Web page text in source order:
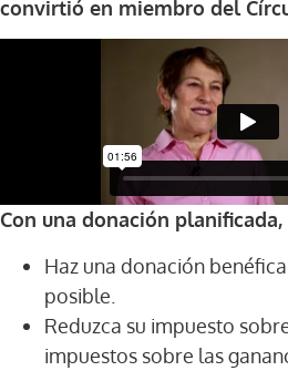
convirtió en miembro del
Con una donación
Haz una donación
posible.
Reduzca su impuesto
impuestos sobre las